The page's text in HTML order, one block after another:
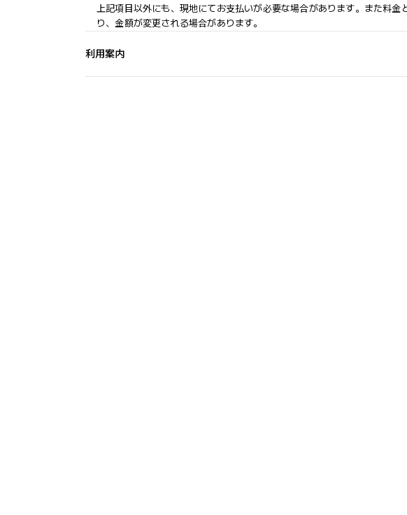
上記項目以外にも、現地にてお支払いが必要な場合があります。また料
り、金額が変更される場合があります。
利用案内